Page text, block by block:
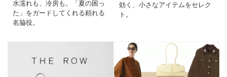
水濡れも、冷房も。「夏の困っ
た」をガードしてくれる頼れる
名脇役。
効く、小さなアイテムをセレク
ト。